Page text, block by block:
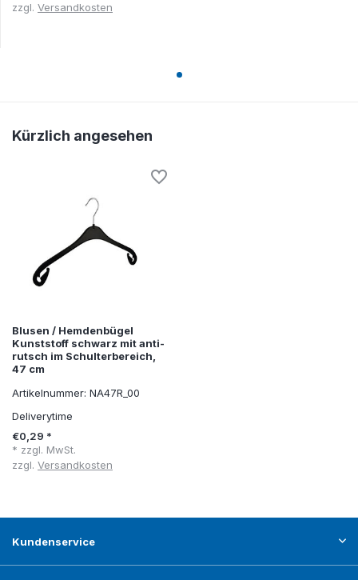
zzgl. Versandkosten
Kürzlich angesehen
Blusen / Hemdenbügel
Kunststoff schwarz mit anti-
rutsch im Schulterbereich,
47 cm
Artikelnummer: NA47R_00
Deliverytime
€0,29 *
* zzgl. MwSt.
zzgl. Versandkosten
Kundenservice